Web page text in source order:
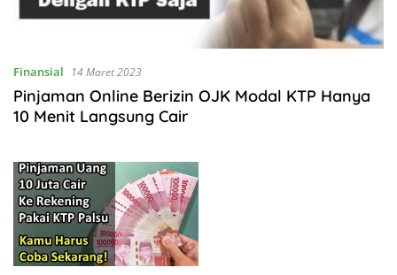
Finansial 14 Maret 2023
Pinjaman Online Berizin OJK Modal KTP Hanya
10 Menit Langsung Cair